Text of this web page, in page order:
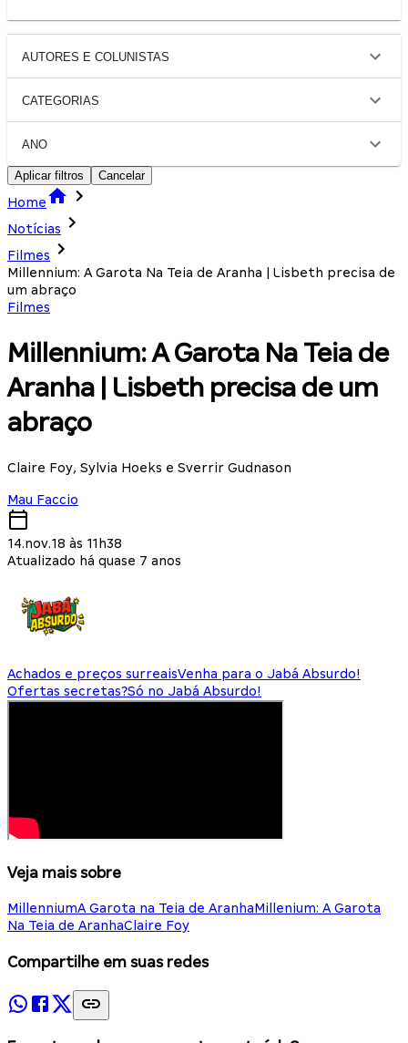
AUTORES E COLUNISTAS
CATEGORIAS
ANO
Aplicar filtros Cancelar
Home
Notícias
Filmes
Millennium: A Garota Na Teia de Aranha | Lisbeth precisa de
um abraço
Filmes
Millennium: A Garota Na Teia de
Aranha | Lisbeth precisa de um
abraço
Claire Foy, Sylvia Hoeks e Sverrir Gudnason
Mau Faccio
14.nov.18 às 11h38
Atualizado há quase 7 anos
Achados e preços surreaisVenha para o Jabá Absurdo!
Ofertas secretas?Só no Jabá Absurdo!
Veja mais sobre
MillenniumA Garota na Teia de AranhaMillenium: A Garota
Na Teia de AranhaClaire Foy
Compartilhe em suas redes